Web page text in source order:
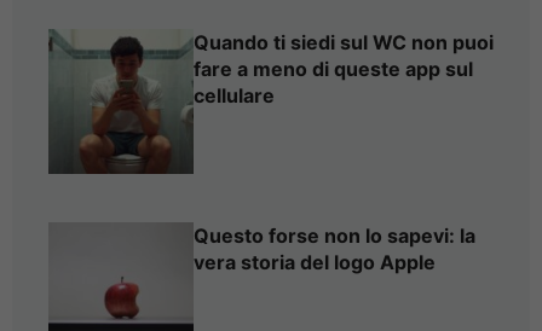
Quando ti siedi sul WC non puoi
fare a meno di queste app sul
cellulare
Questo forse non lo sapevi: la
vera storia del logo Apple